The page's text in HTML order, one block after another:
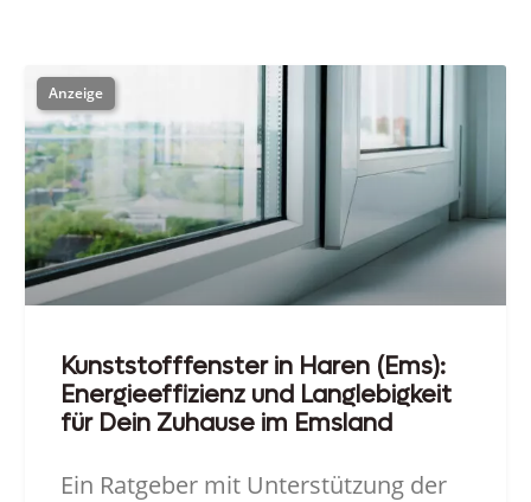
Kunststofffenster in Haren (Ems):
Energieeffizienz und Langlebigkeit
für Dein Zuhause im Emsland
Ein Ratgeber mit Unterstützung der